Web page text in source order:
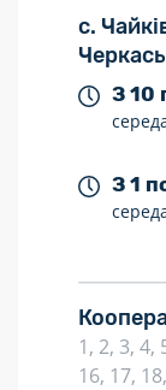
с.
З 10
З 1
1, 2, 3, 4,
16, 17,